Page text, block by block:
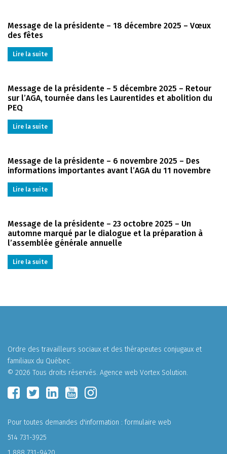
Message de la présidente – 18 décembre 2025 – Vœux
des fêtes
Lire la suite
Message de la présidente – 5 décembre 2025 – Retour
sur l’AGA, tournée dans les Laurentides et abolition du
PEQ
Lire la suite
Message de la présidente – 6 novembre 2025 – Des
informations importantes avant l’AGA du 11 novembre
Lire la suite
Message de la présidente – 23 octobre 2025 – Un
automne marqué par le dialogue et la préparation à
l’assemblée générale annuelle
Lire la suite
Ordre des travailleurs sociaux et des thérapeutes conjugaux et
familiaux du Québec.
© 2026 Tous droits réservés. Agence web Vortex Solution.
Pour toutes demandes d'information :formulaire web
514 731-3925